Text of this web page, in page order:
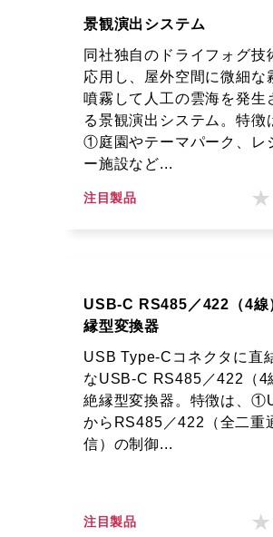
景観演出システム
同社独自のドライフォグ技
応用し、屋外空間に微細な
噴霧して人工の雲海を発生
る景観演出システム。特徴
①庭園やテーマパーク、レ
ー施設など...
注目製品
USB-C RS485／422（4線
縁型変換器
USB Type-Cコネクタに直
なUSB-C RS485／422（4
絶縁型変換器。特徴は、
からRS485／422（全二重
信）の制御...
注目製品